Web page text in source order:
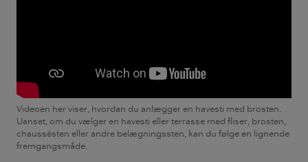
Videoen her viser, hvordan du anlægger en havesti med brosten.
Uanset, om du vælger en havesti eller terrasse med fliser, brosten,
chaussésten eller andre belægningssten, kan du følge en lignende
fremgangsmåde.